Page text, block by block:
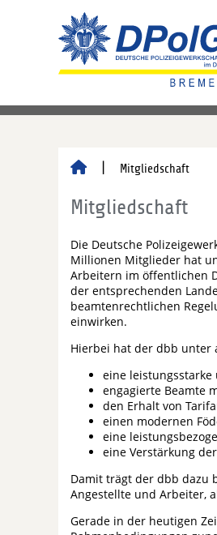
Mitgliedschaft
Mitgliedschaft
Die Deutsche
Millionen Mitglieder hat
Arbeitern im öffentlichen
der entsprechenden
beamtenrechtlichen
einwirken.
Hierbei hat der dbb unter
eine
engagierte Beamte
den Erhalt von
einen modernen
eine
eine Verstärkung
Damit trägt der dbb dazu
Angestellte und Arbeiter,
Gerade in der heutigen